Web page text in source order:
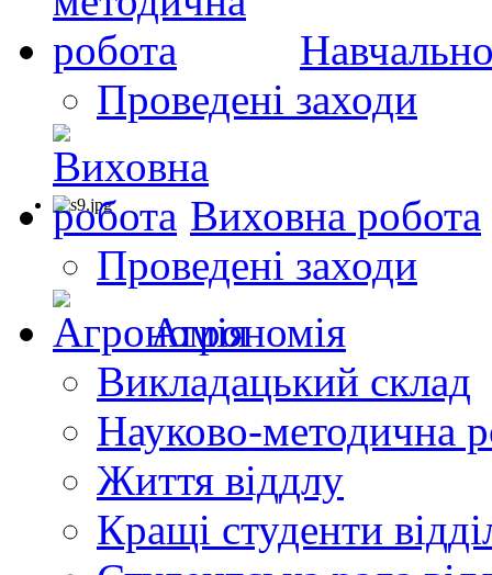
Проведені заходи
Виховна робота
Проведені заходи
Агрономія
Викладацький склад
Науково-методична
Життя віддлу
Кращі студенти